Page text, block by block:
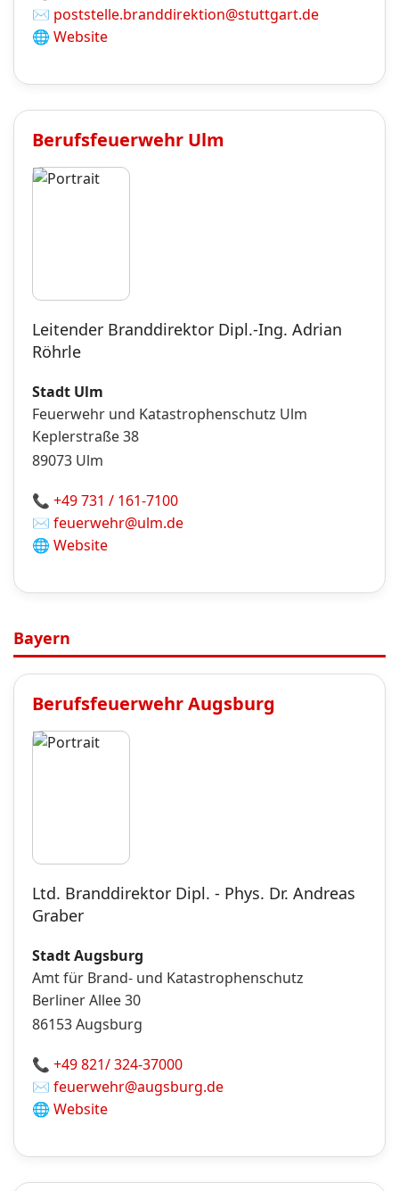
✉️ poststelle.branddirektion@stuttgart.de
🌐 Website
Berufsfeuerwehr Ulm
Leitender Branddirektor Dipl.-Ing. Adrian
Röhrle
Stadt Ulm
Feuerwehr und Katastrophenschutz Ulm
Keplerstraße 38
89073 Ulm
📞 +49 731 / 161-7100
✉️ feuerwehr@ulm.de
🌐 Website
Bayern
BerufsfeuerwehrAugsburg
Ltd. Branddirektor Dipl. - Phys. Dr. Andreas
Graber
Stadt Augsburg
Amt für Brand- und Katastrophenschutz
Berliner Allee 30
86153Augsburg
📞 +49 821/ 324-37000
✉️ feuerwehr@augsburg.de
🌐 Website